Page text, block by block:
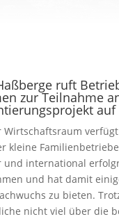
ruft
zur Teilnahme
auf
Wirtschaftsraum
kleine
und international
und hat damit
zu bieten.
nicht viel über die